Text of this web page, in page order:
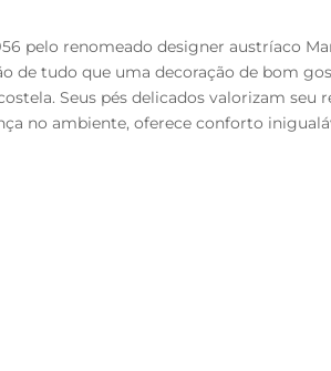
pelo renomeado designer austríaco
tudo que uma decoração de bom
Seus pés delicados valorizam seu
no ambiente, oferece conforto